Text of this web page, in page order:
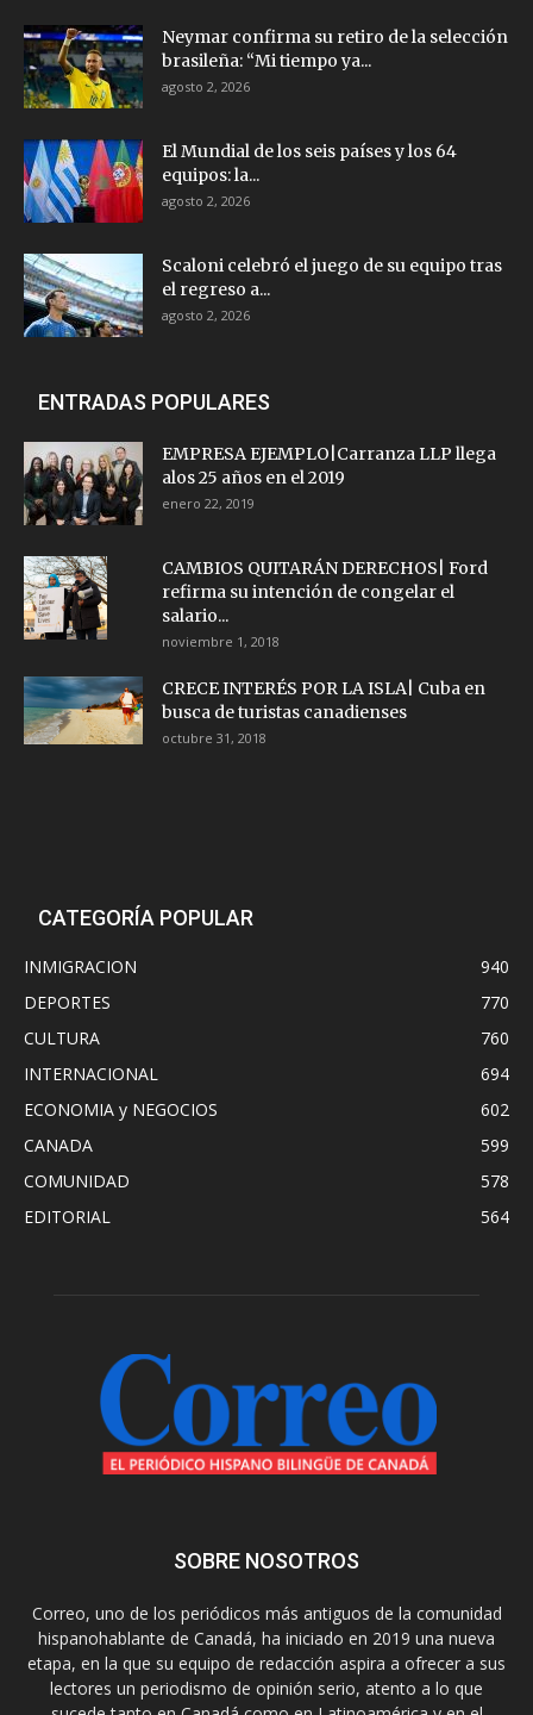
Neymar confirma su retiro de la selección
brasileña: “Mi tiempo ya...
agosto 2, 2026
El Mundial de los seis países y los 64
equipos: la...
agosto 2, 2026
Scaloni celebró el juego de su equipo tras
el regreso a...
agosto 2, 2026
ENTRADAS POPULARES
EMPRESA EJEMPLO|Carranza LLP llega
alos 25 años en el 2019
enero 22, 2019
CAMBIOS QUITARÁN DERECHOS| Ford
refirma su intención de congelar el
salario...
noviembre 1, 2018
CRECE INTERÉS POR LA ISLA| Cuba en
busca de turistas canadienses
octubre 31, 2018
CATEGORÍA POPULAR
INMIGRACION
940
DEPORTES
770
CULTURA
760
INTERNACIONAL
694
ECONOMIA y NEGOCIOS
602
CANADA
599
COMUNIDAD
578
EDITORIAL
564
SOBRE NOSOTROS
Correo, uno de los periódicos más antiguos de la comunidad
hispanohablante de Canadá, ha iniciado en 2019 una nueva
etapa, en la que su equipo de redacción aspira a ofrecer a sus
lectores un periodismo de opinión serio, atento a lo que